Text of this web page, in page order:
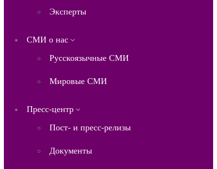
Эксперты
СМИ о нас
Русскоязычные СМИ
Мировые СМИ
Пресс-центр
Пост- и пресс-релизы
Документы